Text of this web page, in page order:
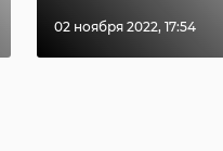
02 ноября 2022, 17:54